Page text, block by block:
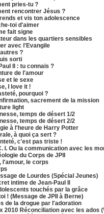
pries-tu ?
rencontrer Jésus ?
et vis ton adolescence
toi d'aimer
fait signe
dans les quartiers sensibles
avec l'Evangile
?
sorti
II : tu connais ?
de l'amour
et le sexe
I love it !
pourquoi ?
sacrement de la mission
light
temps de désert 1/2
temps de désert 2/2
à l'heure de Harry Potter
à quoi ça sert ?
c'est pas triste !
I. Ou la communication avec les
du Corps de JPII
l'amour, le corps
de Lourdes (Spécial Jeunes)
intime de Jean-Paul II
touchés par la grâce
! (Message de JPII à Berne)
de la drogue par l'adoration
2010 Réconciliation avec les ados